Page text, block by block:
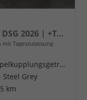
Selection 1.5 TSI 150PS/110kW DSG 2026 | +TravelAssist +RFK & Parksensoren +Var. Gepäckraumboden
mit Tageszulassung
Doppelkupplungsgetriebe (DSG)
Steel Grey
km